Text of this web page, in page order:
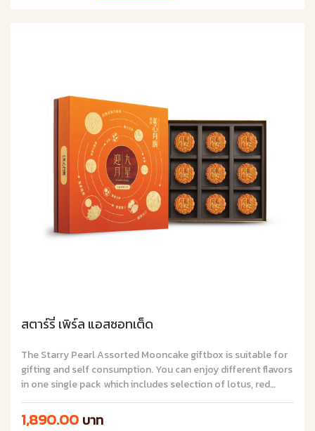
สตาร์รี่ เพิร์ล แอสซอทเต็ด
The Starry Pearl Assorted Mooncake giftbox is suitable for
gifting and self consumption. You can enjoy different flavors
in one single pack which includes selection of lotus, red
bean, low sugar, nuts mooncake, plus two purple sweet
potato flavors.
1,890.00 บาท